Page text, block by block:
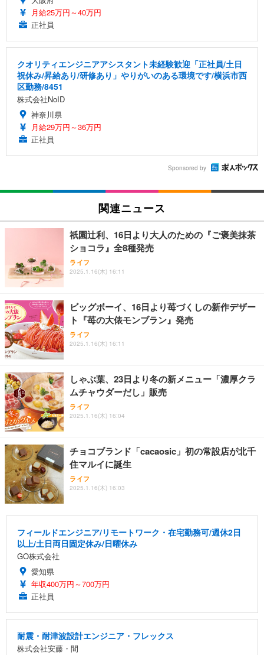
月給25万円～40万円
正社員
クオリティエンジニアアシスタント未経験歓迎「正社員/土日
祝休み/昇給あり/研修あり」やりがいのある環境です/横浜市西
区勤務/8451
株式会社NoID
神奈川県
月給29万円～36万円
正社員
Sponsored by
関連ニュース
祇園辻利、16日より大人のための『ご褒美抹茶
ショコラ』全8種発売
ライフ
2025.1.16(木) 16:11
ビッグボーイ、16日より苺づくしの新作デザー
ト『苺の大俵モンブラン』発売
ライフ
2025.1.16(木) 16:11
しゃぶ葉、23日より冬の新メニュー「濃厚クラ
ムチャウダーだし」販売
ライフ
2025.1.16(木) 16:04
チョコブランド「cacaosic」初の常設店が北千
住マルイに誕生
ライフ
2025.1.16(木) 16:03
フィールドエンジニア/リモートワーク・在宅勤務可/週休2日
以上/土日両日固定休み/日曜休み
GO株式会社
愛知県
年収400万円～700万円
正社員
耐震・耐津波設計エンジニア・フレックス
株式会社安藤・間